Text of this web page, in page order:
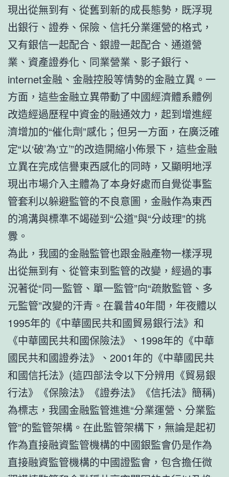
現出從無到有、從舊到新的成長態勢，既浮現
出銀行、證券、保險、信托分業運營的格式，
又有銀信一起配合、銀證一起配合、通道營
業、資產證券化、同業營業、影子銀行、
internet金融、金融控股等情勢的金融立異。一
方面，這些金融立異帶動了中國經濟體系體例
改造經過歷程中資金的融通效力，起到增進經
濟增加的“催化劑”感化；但另一方面，在廣泛確
定“以‘破’為‘立’”的改造開縮小佈景下，這些金融
立異在完成信譽東西感化的同時，又顯明地浮
現出市場介入主體為了本身好處而自覺從事監
管套利以躲避監管的不良意圖，金融作為東西
的鴻溝與標準不竭碰到“公道”與“分歧理”的挑
釁。
為此，我國的金融監管也跟金融產物一樣浮現
出從無到有、從管束到監管的改變，經過的事
況著從“同一監管、單一監管”向“疏散監管、多
元監管”改變的汗青。在曩昔40年間，年夜體以
1995年的《中華國民共和國貿易銀行法》和
《中華國民共和國保險法》、1998年的《中華
國民共和國證券法》、2001年的《中華國民共
和國信托法》(這四部法令以下分辨用《貿易銀
行法》《保險法》《證券法》《信托法》簡稱)
為標志，我國金融監管進進“分業運營、分業監
管”的監管架構。在此監管架構下，無論是起初
作為直接融資監管機構的中國銀監會仍是作為
直接融資監管機構的中國證監會，包含擔任微